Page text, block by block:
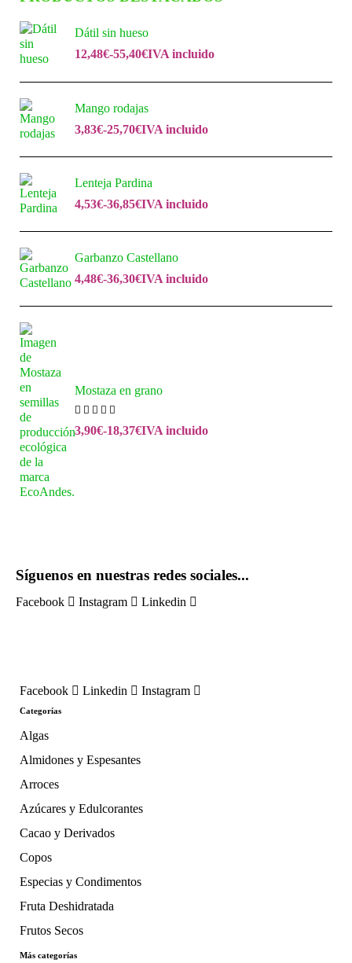
Dátil sin hueso
12,48€-55,40€IVA incluido
Mango rodajas
3,83€-25,70€IVA incluido
Lenteja Pardina
4,53€-36,85€IVA incluido
Garbanzo Castellano
4,48€-36,30€IVA incluido
Mostaza en grano
3,90€-18,37€IVA incluido
Síguenos en nuestras redes sociales...
Facebook Instagram Linkedin
Facebook Linkedin Instagram
Categorías
Algas
Almidones y Espesantes
Arroces
Azúcares y Edulcorantes
Cacao y Derivados
Copos
Especias y Condimentos
Fruta Deshidratada
Frutos Secos
Más categorías